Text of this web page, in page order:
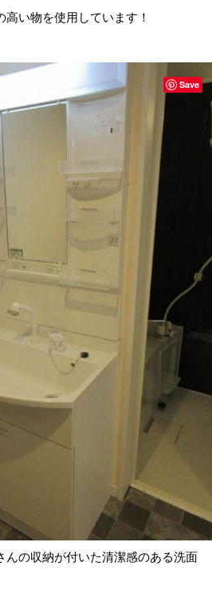
い物を使用しています！
んの収納が付いた清潔感のある洗面
Save